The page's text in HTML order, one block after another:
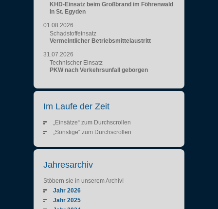
KHD-Einsatz beim Großbrand im Föhrenwald
in St. Egyden
01.08.2026
Schadstoffeinsatz
Vermeintlicher Betriebsmittelaustritt
31.07.2026
Technischer Einsatz
PKW nach Verkehrsunfall geborgen
Im Laufe der Zeit
„Einsätze“ zum Durchscrollen
„Sonstige“ zum Durchscrollen
Jahresarchiv
Stöbern sie in unserem Archiv!
Jahr 2026
Jahr 2025